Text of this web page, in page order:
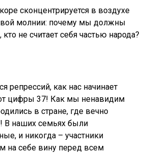
сконцентрируется в воздухе
молнии: почему мы должны
не считает себя частью народа?
репрессий, как нас начинает
цифры 37! Как мы ненавидим
в стране, где вечно
В наших семьях были
и никогда – участники
на себе вину перед всем